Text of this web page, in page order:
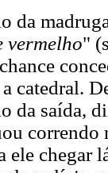
da
vermelho"
catedral.
da saída,
correndo
ele chegar